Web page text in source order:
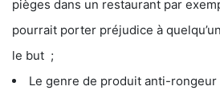
pièges dans un restaurant par
pourrait porter préjudice à
le but ;
Le genre de produit anti-